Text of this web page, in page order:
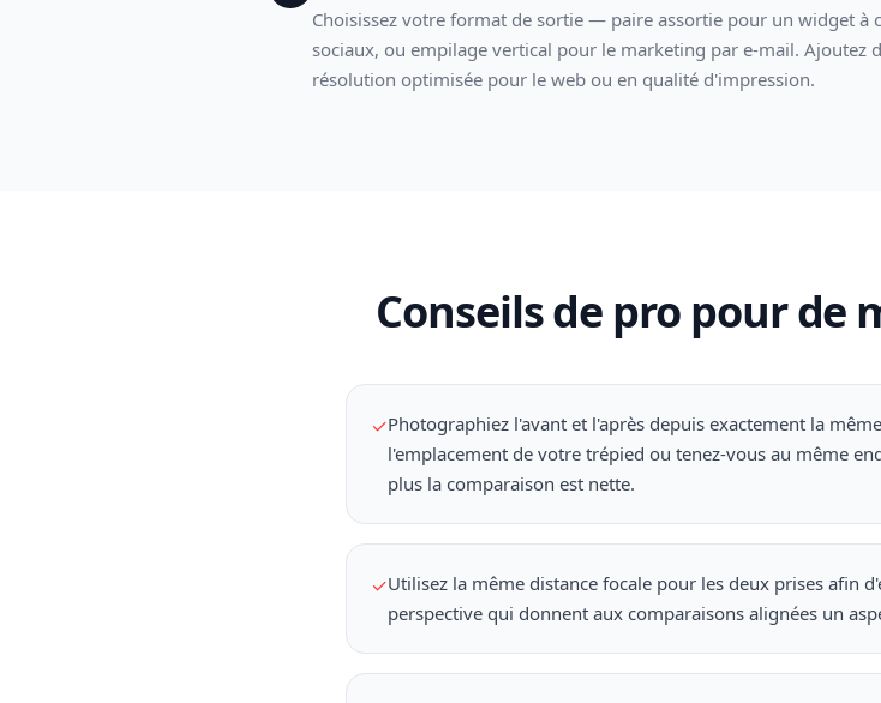
Choisissez votre format de sortie — paire assortie pour un widget à
sociaux, ou empilage vertical pour le marketing par e-mail. Ajoutez
résolution optimisée pour le web ou en qualité d'impression.
Conseils de pro pour de
✓Photographiez l'avant et l'après depuis exactement la
l'emplacement de votre trépied ou tenez-vous au même
plus la comparaison est nette.
✓Utilisez la même distance focale pour les deux prises afin
perspective qui donnent aux comparaisons alignées un